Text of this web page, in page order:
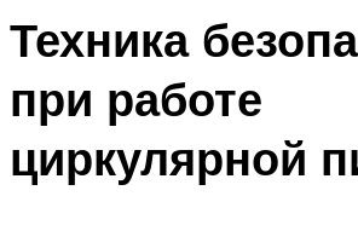
Техника
при работе
циркулярной